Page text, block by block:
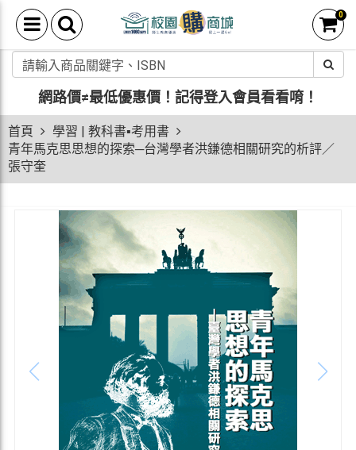
0
網路價≠最低優惠價！ 記得登入會員看看唷！
首頁
學習 | 教科書▪考用書
青年馬克思思想的探索─台灣學者洪鎌德相關研究的析評／
張守奎